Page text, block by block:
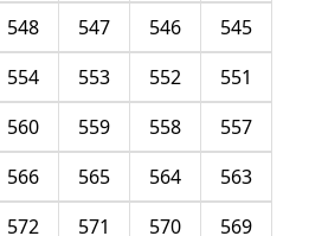
545
546
547
548
551
552
553
554
557
558
559
560
563
564
565
566
569
570
571
572